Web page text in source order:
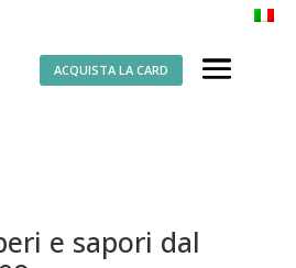
ACQUISTA LA CARD
e sapori dal